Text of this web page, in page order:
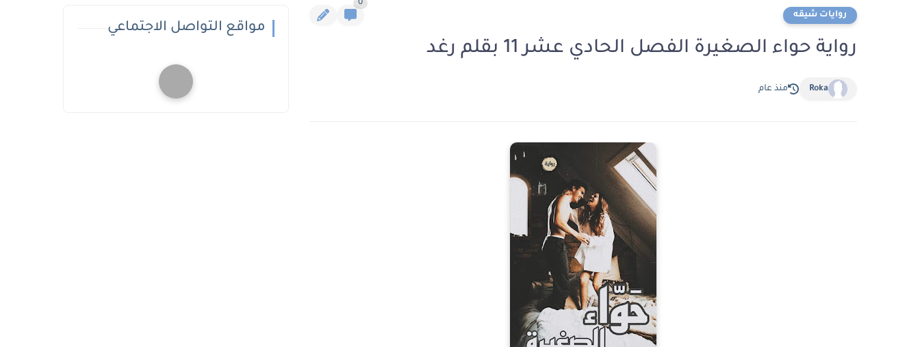
روايات شيقه
0
رواية حواء الصغيرة الفصل الحادي عشر 11 بقلم رغد
Roka منذ عام
مواقع التواصل الاجتماعي